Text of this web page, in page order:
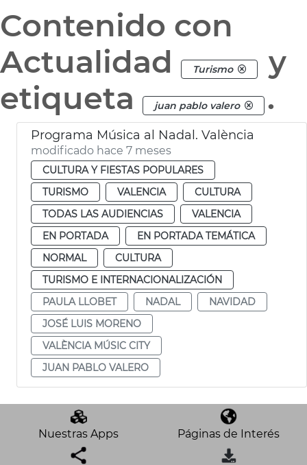
Contenido con
Actualidad
Turismo
y
etiqueta
juan pablo valero .
Programa Música al Nadal. València
modificado hace 7 meses
CULTURA Y FIESTAS POPULARES
TURISMO
VALENCIA
CULTURA
TODAS LAS AUDIENCIAS
VALENCIA
EN PORTADA
EN PORTADA TEMÁTICA
NORMAL
CULTURA
TURISMO E INTERNACIONALIZACIÓN
PAULA LLOBET
NADAL
NAVIDAD
JOSÉ LUIS MORENO
VALÈNCIA MÚSIC CITY
JUAN PABLO VALERO
Nuestras Apps Páginas de Interés